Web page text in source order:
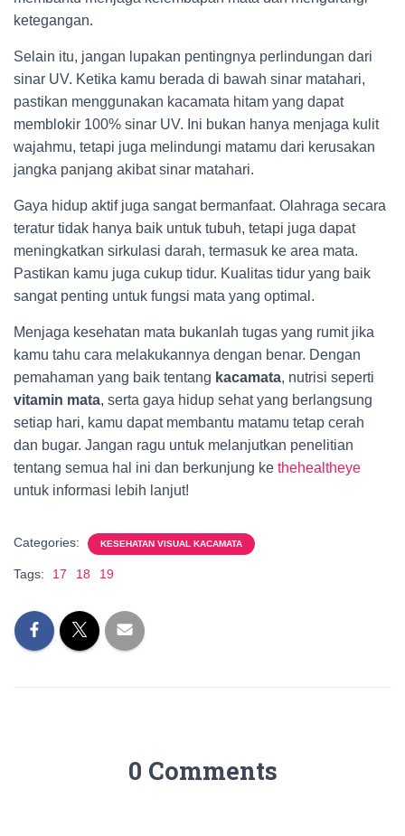
ketegangan.
Selain itu, jangan lupakan pentingnya perlindungan dari
sinar UV. Ketika kamu berada di bawah sinar matahari,
pastikan menggunakan kacamata hitam yang dapat
memblokir 100% sinar UV. Ini bukan hanya menjaga kulit
wajahmu, tetapi juga melindungi matamu dari kerusakan
jangka panjang akibat sinar matahari.
Gaya hidup aktif juga sangat bermanfaat. Olahraga secara
teratur tidak hanya baik untuk tubuh, tetapi juga dapat
meningkatkan sirkulasi darah, termasuk ke area mata.
Pastikan kamu juga cukup tidur. Kualitas tidur yang baik
sangat penting untuk fungsi mata yang optimal.
Menjaga kesehatan mata bukanlah tugas yang rumit jika
kamu tahu cara melakukannya dengan benar. Dengan
pemahaman yang baik tentang kacamata, nutrisi seperti
vitamin mata, serta gaya hidup sehat yang berlangsung
setiap hari, kamu dapat membantu matamu tetap cerah
dan bugar. Jangan ragu untuk melanjutkan penelitian
tentang semua hal ini dan berkunjung ke thehealtheye
untuk informasi lebih lanjut!
Categories: KESEHATAN VISUAL KACAMATA
Tags: 17 18 19
0 Comments